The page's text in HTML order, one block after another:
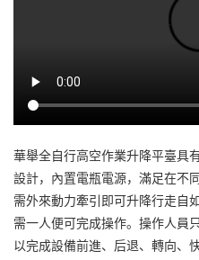
華舉全自行高空作業升降平臺具
設計，內置電瓶電源，滿足在不
需外來動力牽引即可升降行走自
需一人便可完成操作。操作人員
以完成設備前進、后退、轉向、